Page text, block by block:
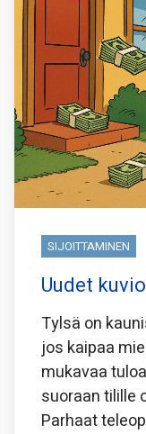
SIJOITTAMINEN
Uudet
Tylsä on
jos kaipaa
mukavaa
suoraan tilille
Parhaat